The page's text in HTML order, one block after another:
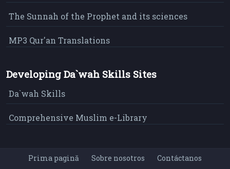
The Sunnah of the Prophet and its sciences
MP3 Qur'an Translations
Developing Da`wah Skills Sites
Da`wah Skills
Comprehensive Muslim e-Library
Prima pagină Sobre nosotros Contáctanos